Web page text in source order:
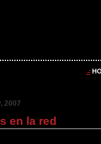
2007
en la red